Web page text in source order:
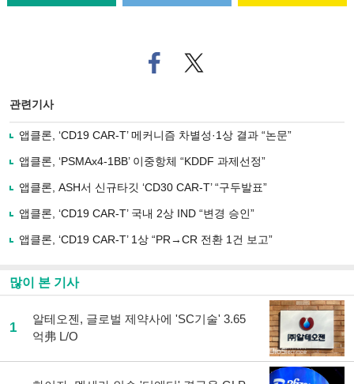
페
이
로
기
사
유
기
트위
터로
관련기사
앱클론, ‘CD19 CAR-T’ 메커니즘 차별성·1상 결과 “논문”
앱클론, ‘PSMAx4-1BB’ 이중항체 “KDDF 과제선정”
앱클론, ASH서 신규타깃 ‘CD30 CAR-T’ “구두발표”
앱클론, ‘CD19 CAR-T’ 국내 2상 IND “변경 승인”
앱클론, ‘CD19 CAR-T’ 1상 “PR→CR 전환 1건 보고”
많이 본 기사
1
알테오젠, 글로벌 제약사에 'SC기술' 3.65
억弗 L/O